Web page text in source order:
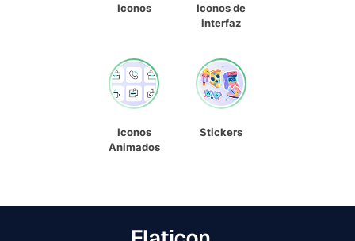
Iconos
Iconos de
interfaz
Iconos
Animados
Stickers